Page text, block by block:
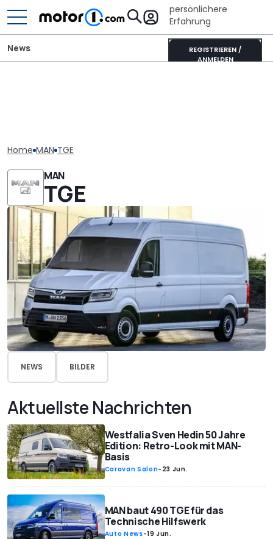
persönlichere
Erfahrung
REGISTRIEREN /
ANMELDEN
News
Home MAN TGE
MAN
TGE
NEWS BILDER
Aktuellste Nachrichten
Westfalia Sven Hedin 50 Jahre
Edition: Retro-Look mit MAN-
Basis
Caravan Salon- 23 Jun.
MAN baut 490 TGE für das
Technische Hilfswerk
Auto News-19 Jun.